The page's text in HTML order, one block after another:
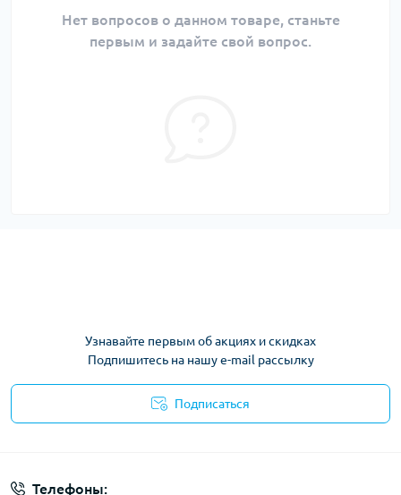
Нет вопросов о данном товаре, станьте
первым и задайте свой вопрос.
Узнавайте первым об акциях и скидках
Подпишитесь на нашу e-mail рассылку
Подписаться
Телефоны: